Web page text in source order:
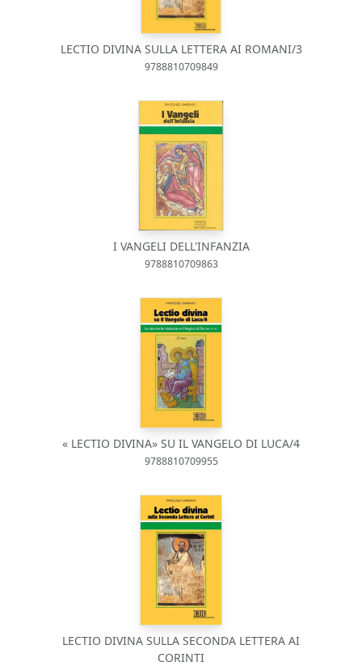
LECTIO DIVINA SULLA LETTERA AI ROMANI/3
9788810709849
I VANGELI DELL'INFANZIA
9788810709863
« LECTIO DIVINA» SU IL VANGELO DI LUCA/4
9788810709955
LECTIO DIVINA SULLA SECONDA LETTERA AI
CORINTI